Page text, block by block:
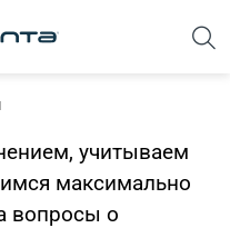
учитываем
максимально
вопросы о